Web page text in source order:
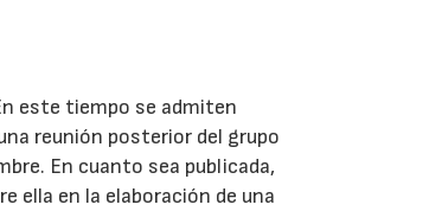
este tiempo se admiten
reunión posterior del grupo
En cuanto sea publicada,
ella en la elaboración de una